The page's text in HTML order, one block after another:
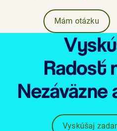
Mám otázku
Radosť
Nezáväzne
Vyskúšaj